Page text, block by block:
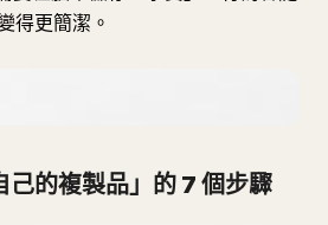
得更簡潔。
的複製品」的 7 個步驟